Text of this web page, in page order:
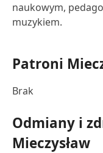
naukowym,
muzykiem.
Patroni
Brak
Odmiany i
Mieczysław